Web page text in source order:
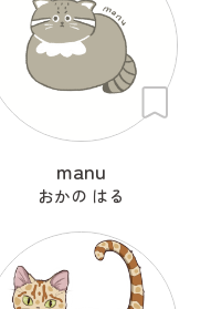
manu
おかの はる